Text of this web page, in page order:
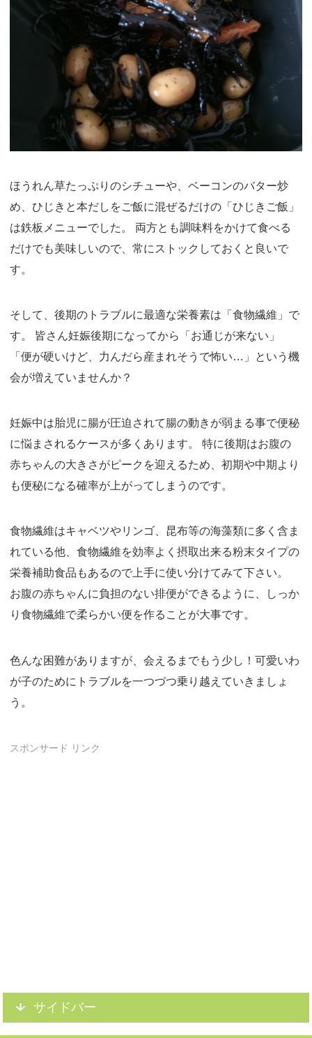
ほうれん草たっぷりのシチューや、ベーコンのバター炒
め、ひじきと本だしをご飯に混ぜるだけの「ひじきご飯」
は鉄板メニューでした。 両方とも調味料をかけて食べる
だけでも美味しいので、常にストックしておくと良いで
す。
そして、後期のトラブルに最適な栄養素は「食物繊維」で
す。 皆さん妊娠後期になってから「お通じが来ない」
「便が硬いけど、力んだら産まれそうで怖い…」という機
会が増えていませんか？
妊娠中は胎児に腸が圧迫されて腸の動きが弱まる事で便秘
に悩まされるケースが多くあります。 特に後期はお腹の
赤ちゃんの大きさがピークを迎えるため、初期や中期より
も便秘になる確率が上がってしまうのです。
食物繊維はキャベツやリンゴ、昆布等の海藻類に多く含ま
れている他、食物繊維を効率よく摂取出来る粉末タイプの
栄養補助食品もあるので上手に使い分けてみて下さい。
お腹の赤ちゃんに負担のない排便ができるように、しっか
り食物繊維で柔らかい便を作ることが大事です。
色んな困難がありますが、会えるまでもう少し！可愛いわ
が子のためにトラブルを一つづつ乗り越えていきましょ
う。
スポンサード リンク
サイドバー